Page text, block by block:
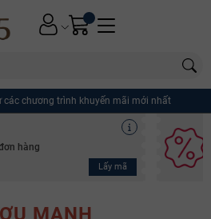
các chương trình khuyến mãi mới nhất
hàng
Lấy mã
MẠNH